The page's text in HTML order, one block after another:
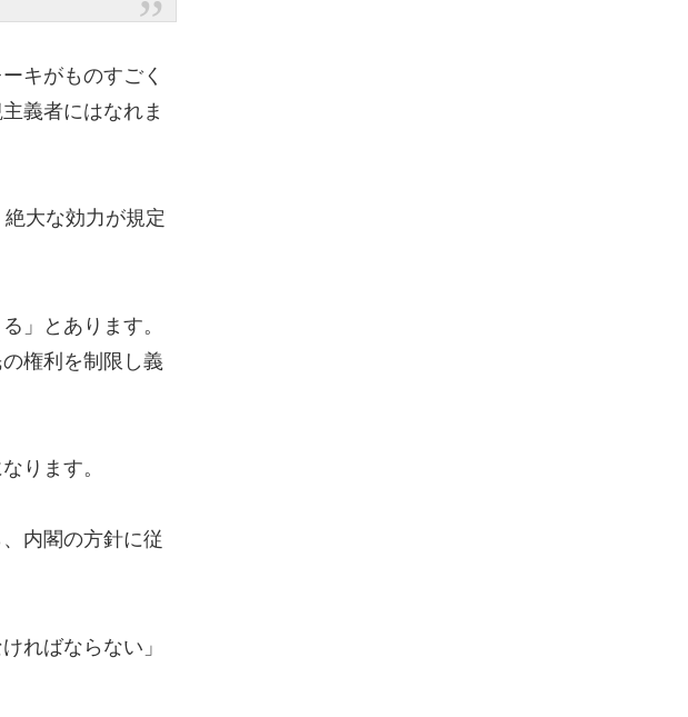
キがものすごく
義者にはなれま
大な効力が規定
」
とあります。
の権利を制限し義
ります。
内閣の方針に従
ればならない」